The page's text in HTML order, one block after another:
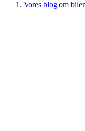
Vores blog om biler